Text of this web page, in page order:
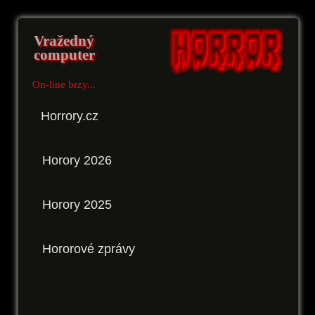
Vražedný
computer
On-line brzy...
Horrory.cz
Horory 2026
Horory 2025
Hororové zprávy